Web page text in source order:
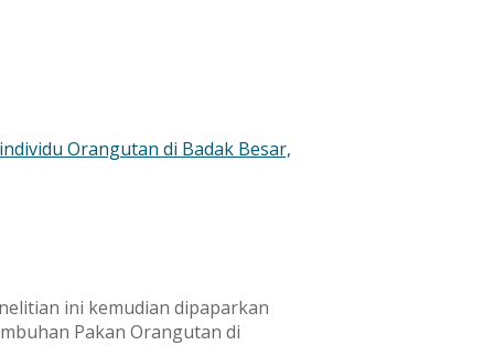
ini kemudian dipaparkan
Pakan Orangutan di